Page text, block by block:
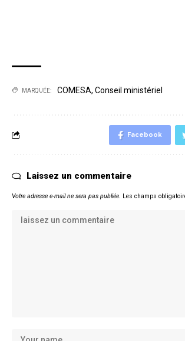
MARQUÉE: COMESA, Conseil ministériel
Facebook
Laissez un commentaire
Votre adresse e-mail ne sera pas publiée. Les champs